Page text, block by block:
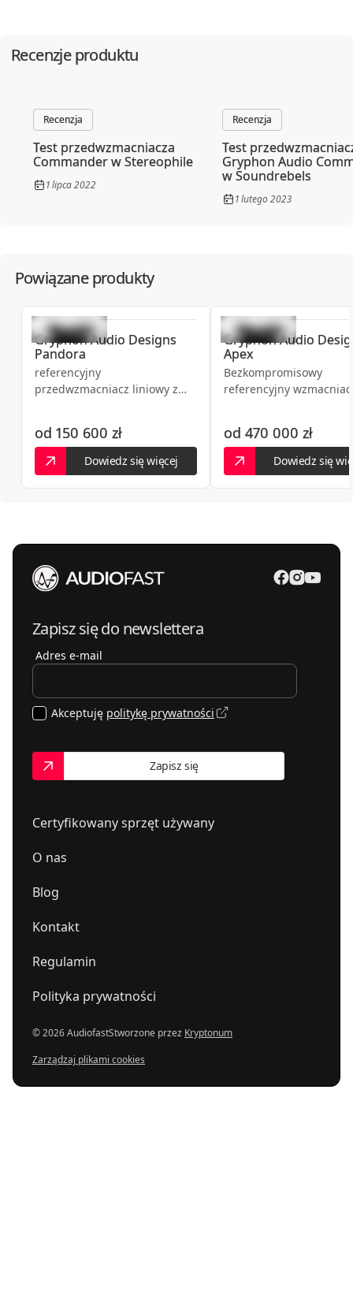
33-332 Kraków , Bronowicka 4A
Recenzje produktu
Recenzja
1 lipca 2022
Test przedwzmacniacza
Commander w Stereophile
Recenzja
1 lutego 2023
Test
Gryphon Audio
w Soundrebels
Powiązane produkty
Gryphon Audio Designs
Pandora
referencyjny
przedwzmacniacz liniowy z
od 150 600 zł
Dowiedz się więcej
Gryphon Audio
Apex
Bezkompromisowy
referencyjny
od 470 000 zł
Dowiedz się
Certyfikowany sprzęt używany
O nas
Blog
Kontakt
Regulamin
Polityka prywatności
© 2026 AudiofastStworzone przez Kryptonum
Zarządzaj plikami cookies
Zapisz się do newslettera
Adres e-mail
Akceptuję politykę prywatności
Zapisz się